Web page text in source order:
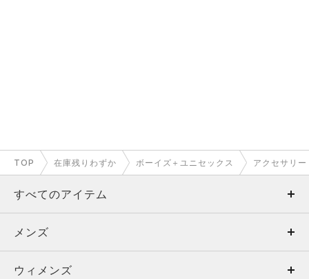
TOP 在庫残りわずか ボーイズ＋ユニセックス アクセサリー
すべてのアイテム
メンズ
ウィメンズ
メンズ
トップス
ウィメンズ